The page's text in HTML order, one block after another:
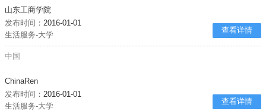
山东工商学院
发布时间：2016-01-01
生活服务-大学
查看详情
中国
ChinaRen
发布时间：2016-01-01
生活服务-大学
查看详情